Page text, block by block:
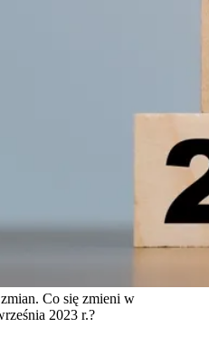
Co się zmieni w
2023 r.?